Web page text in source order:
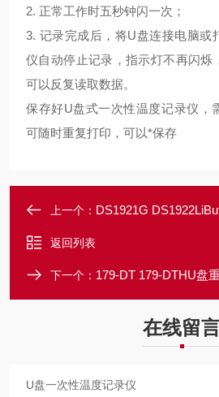
2. 正常工作时五秒钟闪一次；
3. 记录完成后，将U盘连接电脑或
仪自动停止记录，指示灯不再闪烁
可以反复读取数据。
保存好U盘式一次性温度记录仪，
可随时重复打印，可以*保存
上一个： DS1921G DS1922LiButton
返回列表
下一个： 179-DT 179-DTHU盘
在线留